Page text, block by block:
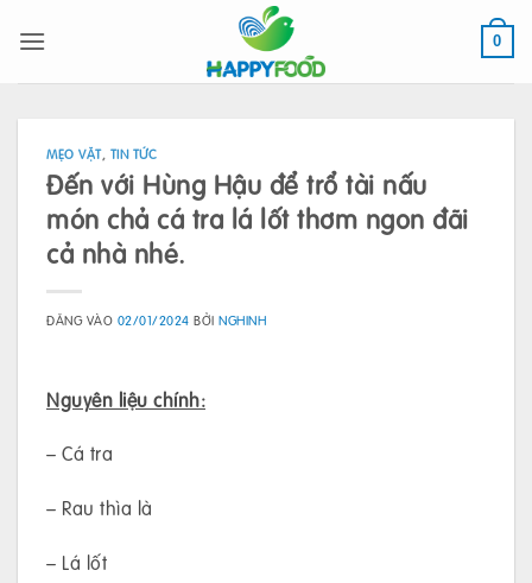
qua
0
MẸO VẶT, TIN TỨC
Đến với Hùng Hậu để trổ tài nấu
món chả cá tra lá lốt thơm ngon đãi
cả nhà nhé.
ĐĂNG VÀO 02/01/2024 BỞINGHINH
Nguyên liệu chính:
– Cá tra
– Rau thìa là
– Lá lốt